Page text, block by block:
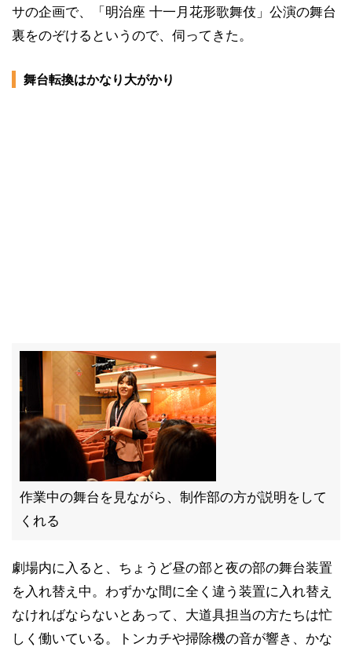
サの企画で、「明治座 十一月花形歌舞伎」公演の舞台
裏をのぞけるというので、伺ってきた。
舞台転換はかなり大がかり
作業中の舞台を見ながら、制作部の方が説明をして
くれる
劇場内に入ると、ちょうど昼の部と夜の部の舞台装置
を入れ替え中。わずかな間に全く違う装置に入れ替え
なければならないとあって、大道具担当の方たちは忙
しく働いている。トンカチや掃除機の音が響き、かな